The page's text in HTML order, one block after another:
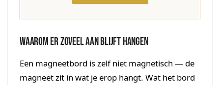
Waarom er zoveel aan blijft hangen
Een magneetbord is zelf niet magnetisch — de
magneet zit in wat je erop hangt. Wat het bord